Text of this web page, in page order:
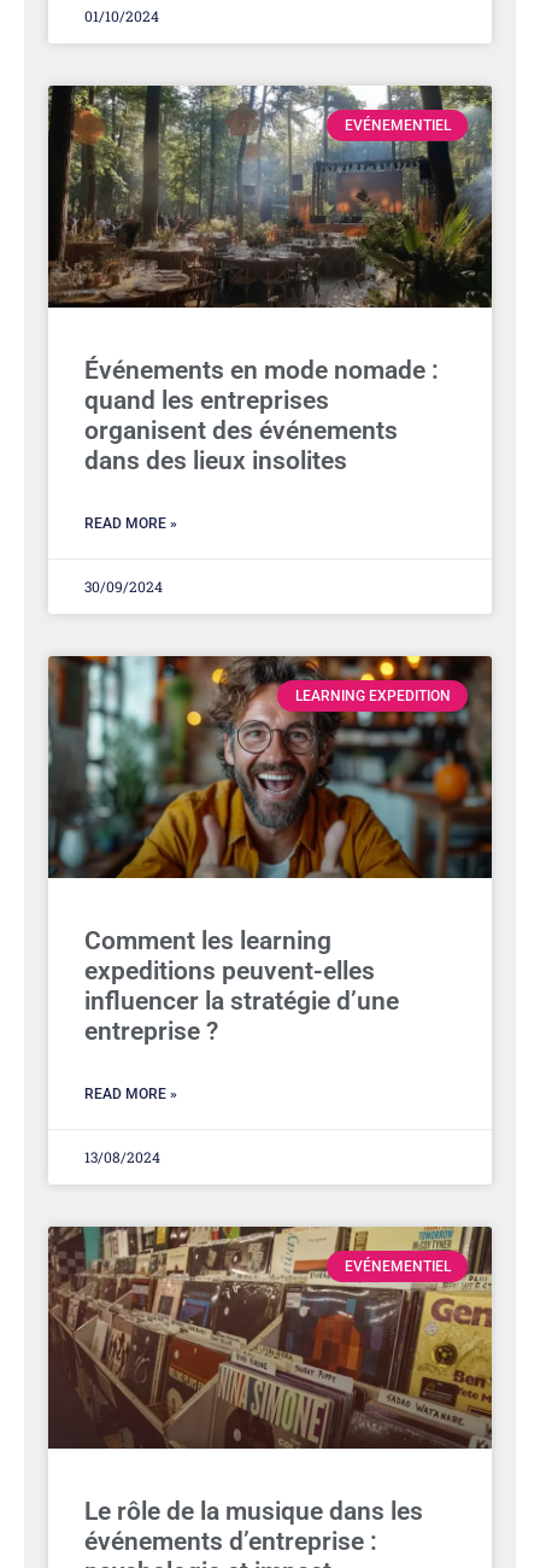
01/10/2024
EVÉNEMENTIEL
Événements en mode nomade :
quand les entreprises
organisent des événements
dans des lieux insolites
READ MORE »
30/09/2024
LEARNING EXPEDITION
Comment les learning
expeditions peuvent-elles
influencer la stratégie d’une
entreprise ?
READ MORE »
13/08/2024
EVÉNEMENTIEL
Le rôle de la musique dans les
événements d’entreprise :